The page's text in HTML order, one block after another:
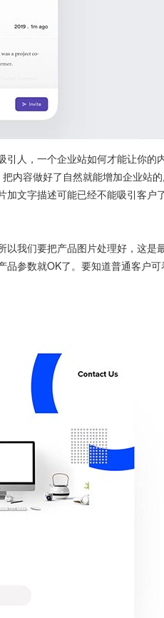
人，一个企业站如何才能让你的
内容做好了自然就能增加企业站
加文字描述可能已经不能吸引客户
以我们要把产品图片处理好，这是
参数就OK了。要知道普通客户可